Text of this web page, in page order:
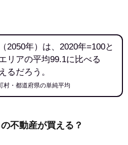
年）は、2020年=100と
リアの平均99.1に比べる
るだろう。
・都道府県の単純平均
不動産が買える？